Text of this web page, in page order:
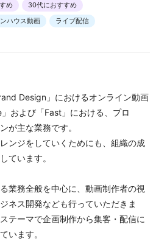
め
30代におすすめ
ハウス動画
ライブ配信
Design」におけるオンライン動画
および「Fast」における、プロ
が主な業務です。
ンジをしていくためにも、組織の成
ています。
業務全般を中心に、動画制作者の視
ネス開発なども行っていただきま
テーマで企画制作から集客・配信に
います。